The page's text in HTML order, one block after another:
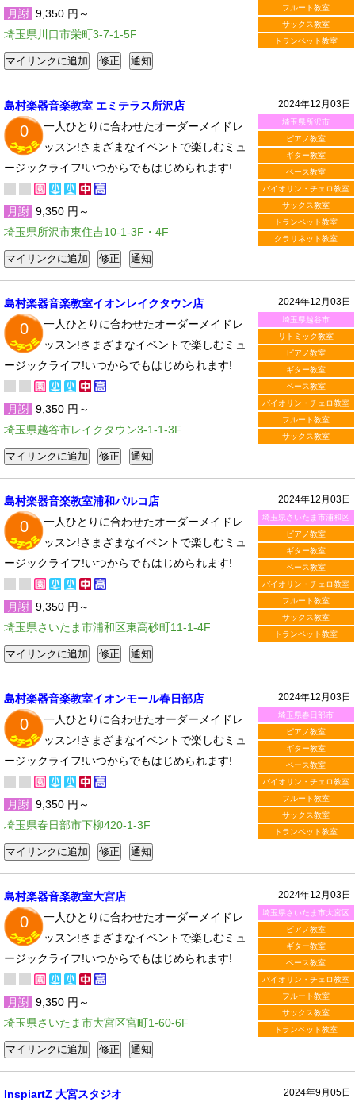
フルート教室
サックス教室
トランペット教室
月謝 9,350 円～
埼玉県川口市栄町3-7-1-5F
2024年12月03日
埼玉県所沢市
ピアノ教室
ギター教室
ベース教室
バイオリン・チェロ教室
サックス教室
トランペット教室
クラリネット教室
島村楽器音楽教室 エミテラス所沢店
0
一人ひとりに合わせたオーダーメイドレ
ッスン!さまざまなイベントで楽しむミュ
ージックライフ!いつからでもはじめられます!
月謝 9,350 円～
埼玉県所沢市東住吉10-1-3F・4F
2024年12月03日
埼玉県越谷市
リトミック教室
ピアノ教室
ギター教室
ベース教室
バイオリン・チェロ教室
フルート教室
サックス教室
島村楽器音楽教室イオンレイクタウン店
0
一人ひとりに合わせたオーダーメイドレ
ッスン!さまざまなイベントで楽しむミュ
ージックライフ!いつからでもはじめられます!
月謝 9,350 円～
埼玉県越谷市レイクタウン3-1-1-3F
2024年12月03日
埼玉県さいたま市浦和区
ピアノ教室
ギター教室
ベース教室
バイオリン・チェロ教室
フルート教室
サックス教室
トランペット教室
島村楽器音楽教室浦和パルコ店
0
一人ひとりに合わせたオーダーメイドレ
ッスン!さまざまなイベントで楽しむミュ
ージックライフ!いつからでもはじめられます!
月謝 9,350 円～
埼玉県さいたま市浦和区東高砂町11-1-4F
2024年12月03日
埼玉県春日部市
ピアノ教室
ギター教室
ベース教室
バイオリン・チェロ教室
フルート教室
サックス教室
トランペット教室
島村楽器音楽教室イオンモール春日部店
0
一人ひとりに合わせたオーダーメイドレ
ッスン!さまざまなイベントで楽しむミュ
ージックライフ!いつからでもはじめられます!
月謝 9,350 円～
埼玉県春日部市下柳420-1-3F
2024年12月03日
埼玉県さいたま市大宮区
ピアノ教室
ギター教室
ベース教室
バイオリン・チェロ教室
フルート教室
サックス教室
トランペット教室
島村楽器音楽教室大宮店
0
一人ひとりに合わせたオーダーメイドレ
ッスン!さまざまなイベントで楽しむミュ
ージックライフ!いつからでもはじめられます!
月謝 9,350 円～
埼玉県さいたま市大宮区宮町1-60-6F
2024年9月05日
InspiartZ 大宮スタジオ